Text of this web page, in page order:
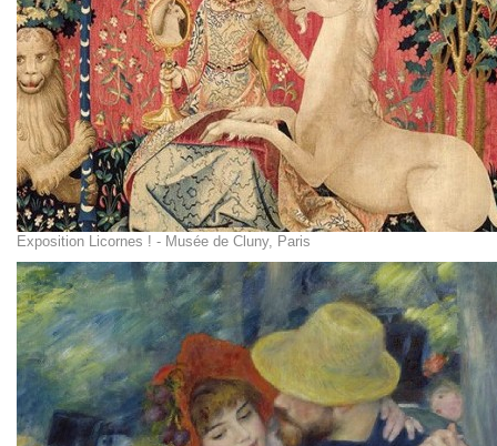
Exposition Licornes ! - Musée de Cluny, Paris